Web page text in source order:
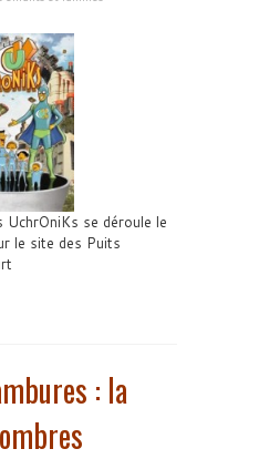
UchrOniKs se déroule le
le site des Puits
: la